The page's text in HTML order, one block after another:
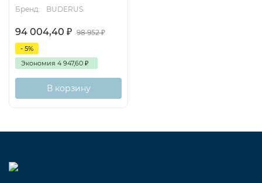
Бренд: BUDERUS
94 004,40 ₽ 98 952₽
- 5%
Экономия 4 947,60 ₽
В корзину